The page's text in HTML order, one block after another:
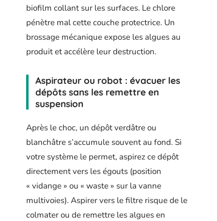
biofilm collant sur les surfaces. Le chlore
pénètre mal cette couche protectrice. Un
brossage mécanique expose les algues au
produit et accélère leur destruction.
Aspirateur ou robot : évacuer les
dépôts sans les remettre en
suspension
Après le choc, un dépôt verdâtre ou
blanchâtre s’accumule souvent au fond. Si
votre système le permet, aspirez ce dépôt
directement vers les égouts (position
« vidange » ou « waste » sur la vanne
multivoies). Aspirer vers le filtre risque de le
colmater ou de remettre les algues en